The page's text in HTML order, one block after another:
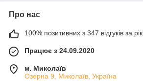
Про нас
100% позитивних з 347 відгуків за рік
Працює з 24.09.2020
м. Миколаїв
Озерна 9, Миколаїв, Україна